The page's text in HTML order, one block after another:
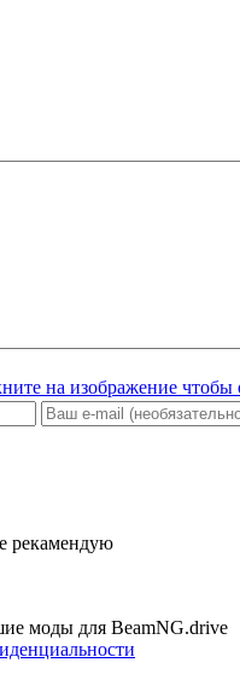
рекамендую
моды для BeamNG.drive